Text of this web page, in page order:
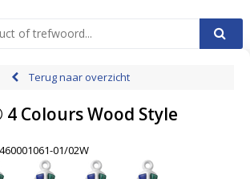
Terug naar overzicht
4 Colours Wood Style
01/02W